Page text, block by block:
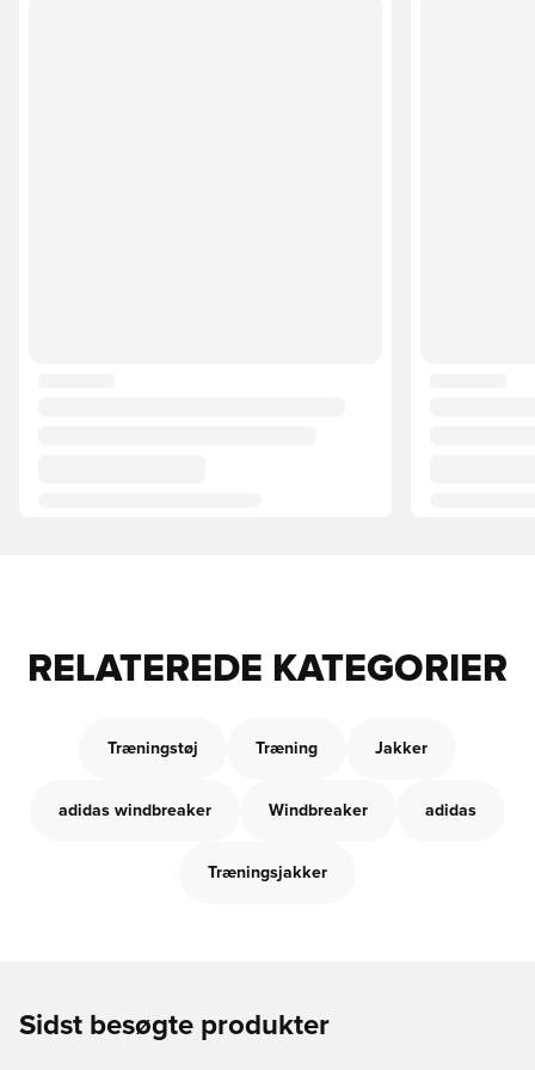
RELATEREDE KATEGORIER
Træningstøj Træning Jakker
adidas windbreaker Windbreaker adidas
Træningsjakker
Sidst besøgte produkter